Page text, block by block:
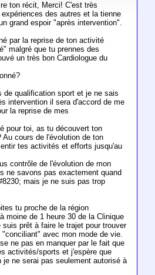
ton récit, Merci! C'est très
des autres et la tienne
grand espoir "après intervention".
par la reprise de ton activité
malgré que tu prennes des
un très bon Cardiologue du
de qualification sport et je ne sais
intervention il sera d'accord de me
la reprise de mes
pour toi, as tu découvert ton
cours de l'évolution de ton
tes activités et efforts jusqu'au
contrôle de l'évolution de mon
ne savons pas exactement quand
mais je ne suis pas trop
tu proche de la région
moine de 1 heure 30 de la Clinique
suis prêt à faire le trajet pour trouver
"conciliant" avec mon mode de vie.
ne pas en manquer par le fait que
activités/sports et j'espère que
je ne serai pas seulement autorisé à